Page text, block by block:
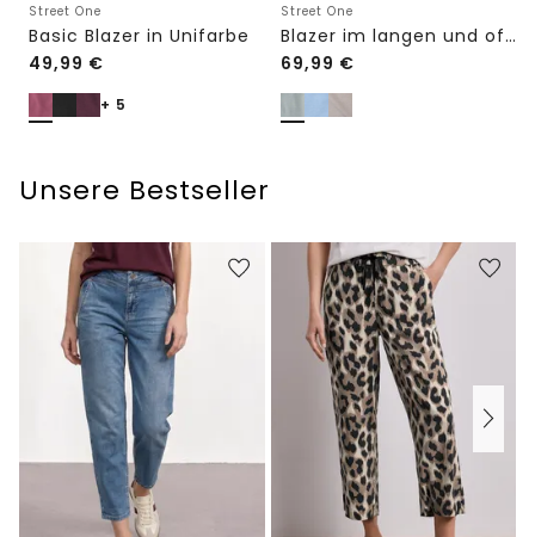
Street One
Basic Blazer in Unifarbe
49,99 €
+ 5
Street One
Blazer im langen und offenen Schnitt
69,99 €
Unsere Bestseller